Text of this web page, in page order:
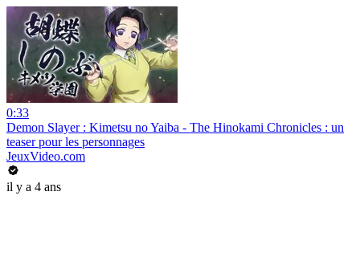
0:33
Demon Slayer : Kimetsu no Yaiba - The Hinokami Chronicles : un
teaser pour les personnages
JeuxVideo.com
il y a 4 ans